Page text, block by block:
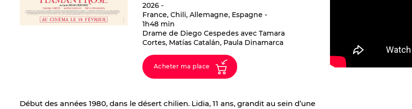
2026
France, Chili, Allemagne, Espagne
1h48 min
Drame de Diego Cespedes avec Tamara
Cortes, Matías Catalán, Paula Dinamarca
Acheter ma place
Début des années 1980, dans le désert chilien. Lidia, 11 ans, grandit au sein d’une